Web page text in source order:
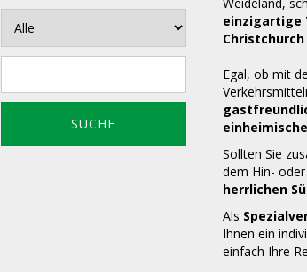
einzigartige
Christchurch
Egal, ob mit
Sollten Sie
dem Hin-
herrlichen
Als
Ihnen ein
einfach Ihre